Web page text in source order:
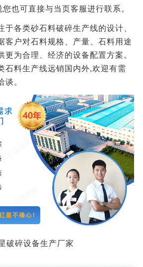
也可直接与当页客服进行联系。
于各类砂石料破碎生产线的设计、
客户对石料规格、产量、石料用途
更为合理、经济的设备配置方案。
石料生产线远销国内外,欢迎有需
谈。
破碎设备生产厂家